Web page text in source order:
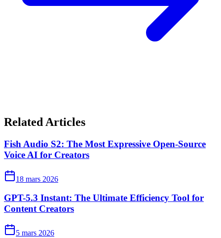
Related Articles
Fish Audio S2: The Most Expressive Open-Source
Voice AI for Creators
18 mars 2026
GPT-5.3 Instant: The Ultimate Efficiency Tool for
Content Creators
5 mars 2026